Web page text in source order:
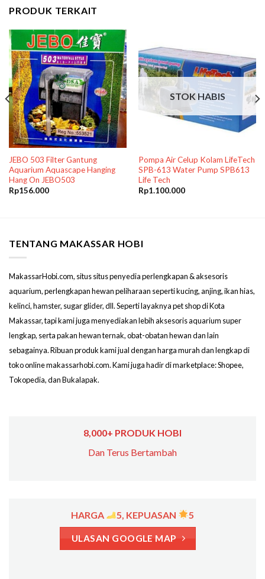
PRODUK TERKAIT
JEBO 503 Filter Gantung
Aquarium Aquascape Hanging
Hang On JEBO503
Rp156.000
STOK HABIS
Pompa Air Celup Kolam LifeTech
SPB-613 Water Pump SPB613
Life Tech
Rp1.100.000
TENTANG MAKASSAR HOBI
MakassarHobi.com, situs situs penyedia perlengkapan & aksesoris
aquarium, perlengkapan hewan peliharaan seperti kucing, anjing, ikan hias,
kelinci, hamster, sugar glider, dll. Seperti layaknya pet shop di Kota
Makassar, tapi kami juga menyediakan lebih aksesoris aquarium super
lengkap, serta pakan hewan ternak, obat-obatan hewan dan lain
sebagainya. Ribuan produk kami jual dengan harga murah dan lengkap di
toko online makassarhobi.com. Kami juga hadir di marketplace: Shopee,
Tokopedia, dan Bukalapak.
8,000+ PRODUK HOBI
Dan Terus Bertambah
HARGA 5, KEPUASAN 5
ULASAN GOOGLE MAP